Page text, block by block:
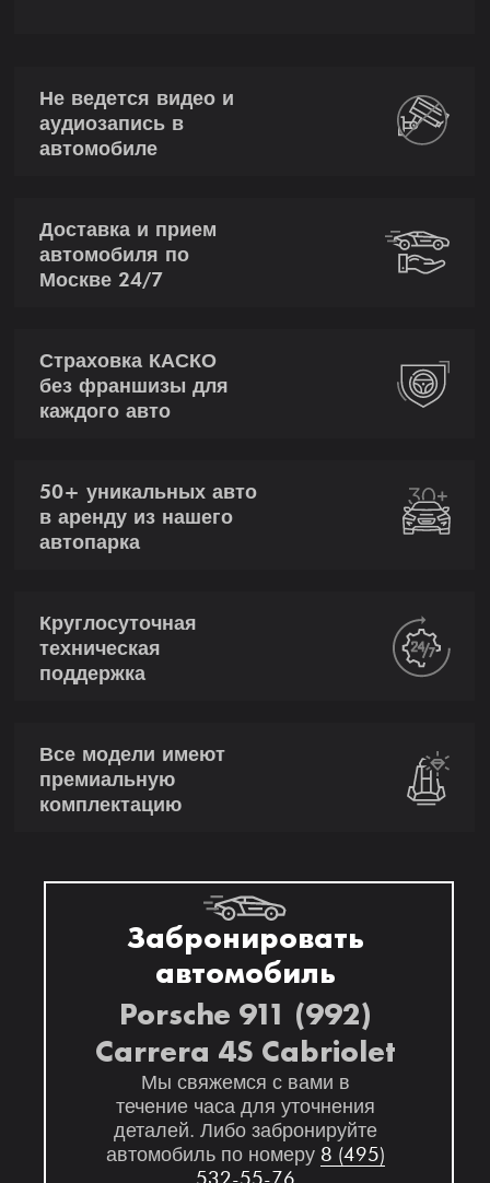
Не ведется видео и
аудиозапись в
автомобиле
Доставка и прием
автомобиля по
Москве 24/7
Страховка КАСКО
без франшизы для
каждого авто
50+ уникальных авто
в аренду из нашего
автопарка
Круглосуточная
техническая
поддержка
Все модели имеют
премиальную
комплектацию
Забронировать
автомобиль
Porsche 911 (992)
Carrera 4S Cabriolet
Мы свяжемся с вами в
течение часа для уточнения
деталей. Либо забронируйте
автомобиль по номеру 8 (495)